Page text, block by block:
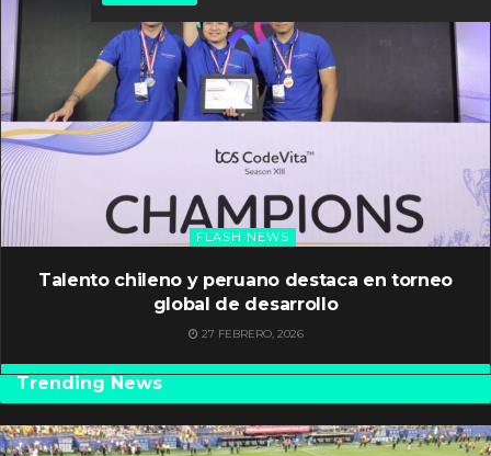
FLASH NEWS
Talento chileno y peruano destaca en torneo
global de desarrollo
27 FEBRERO, 2026
Trending News